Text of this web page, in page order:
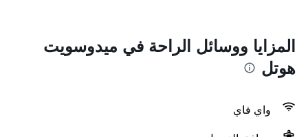
المزايا ووسائل الراحة في ميدوسويت
هوتل
واي فاي